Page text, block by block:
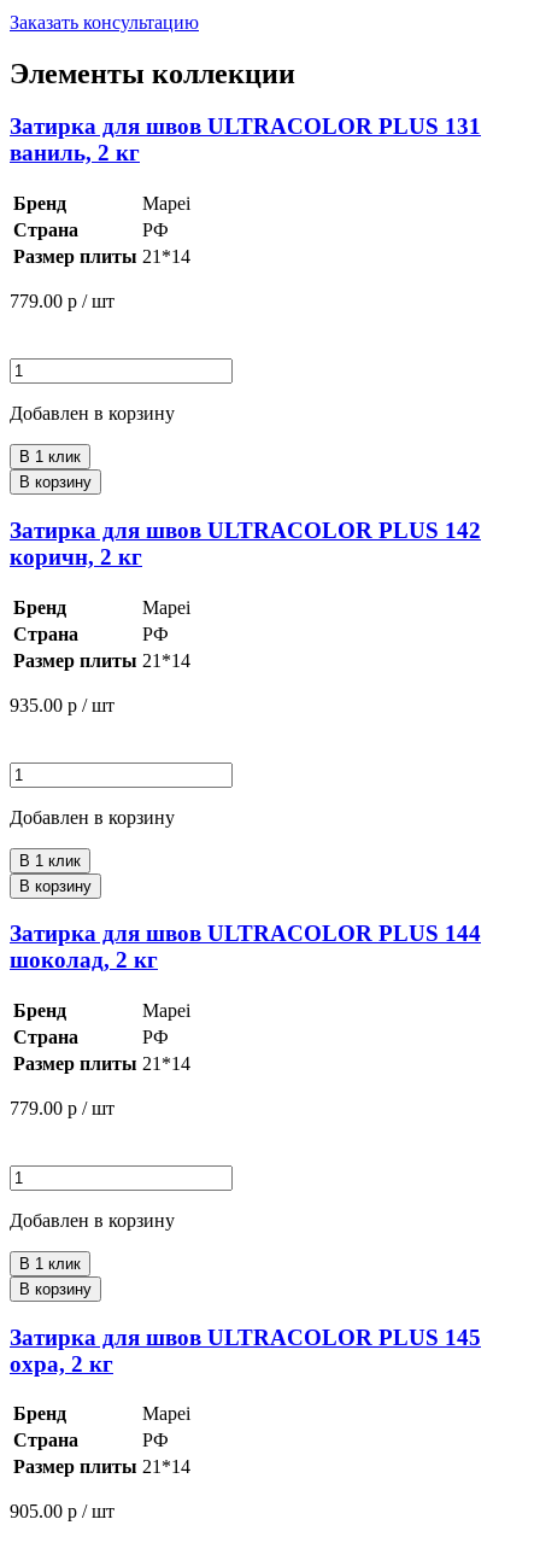
Заказать консультацию
Элементы коллекции
Затирка для швов ULTRACOLOR PLUS 131
ваниль, 2 кг
Бренд
Mapei
Страна
РФ
Размер плиты 21*14
779.00 р / шт
Добавлен в корзину
В 1 клик
В корзину
Затирка для швов ULTRACOLOR PLUS 142
коричн, 2 кг
Бренд
Mapei
Страна
РФ
Размер плиты 21*14
935.00 р / шт
Добавлен в корзину
В 1 клик
В корзину
Затирка для швов ULTRACOLOR PLUS 144
шоколад, 2 кг
Бренд
Mapei
Страна
РФ
Размер плиты 21*14
779.00 р / шт
Добавлен в корзину
В 1 клик
В корзину
Затирка для швов ULTRACOLOR PLUS 145
охра, 2 кг
Бренд
Mapei
Страна
РФ
Размер плиты 21*14
905.00 р / шт